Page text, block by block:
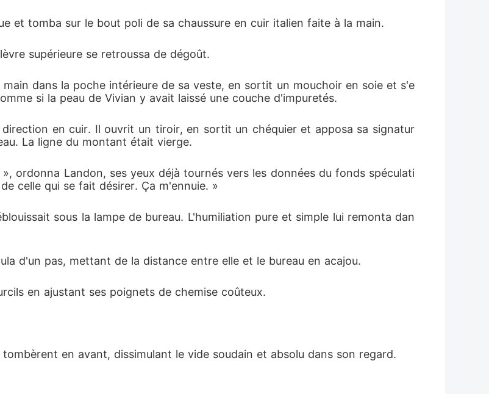
et tomba sur le bout poli de sa chaussure en cuir italien faite à la main.
supérieure se retroussa de dégoût.
dans la poche intérieure de sa veste, en sortit un mouchoir en soie et s'e
si la peau de Vivian y avait laissé une couche d'impuretés.
en cuir. Il ouvrit un tiroir, en sortit un chéquier et apposa sa signatur
La ligne du montant était vierge.
ordonna Landon, ses yeux déjà tournés vers les données du fonds spéculati
celle qui se fait désirer. Ça m'ennuie. »
sous la lampe de bureau. L'humiliation pure et simple lui remonta dan
d'un pas, mettant de la distance entre elle et le bureau en acajou.
en ajustant ses poignets de chemise coûteux.
en avant, dissimulant le vide soudain et absolu dans son regard.